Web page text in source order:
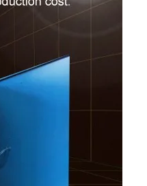
de madeira compensada para
para trabalhar madeira para
máquina de rotatividade de
máquina de rotatividade de
painel